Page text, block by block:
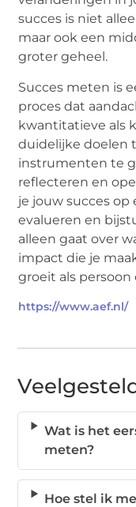
succes is niet
maar ook een
groter geheel.
Succes meten is
proces dat
kwantitatieve als
duidelijke doelen
instrumenten te
reflecteren en
je jouw succes
evalueren en
alleen gaat over
impact die je
groeit als persoon
https://www.aef.nl/
Wat is het
meten?
Hoe stel ik